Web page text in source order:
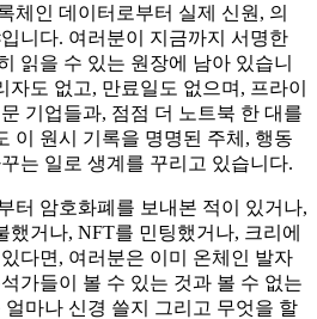
체인 데이터로부터 실제 신원, 의
니다. 여러분이 지금까지 서명한
읽을 수 있는 원장에 남아 있습니
자도 없고, 만료일도 없으며, 프라이
기업들과, 점점 더 노트북 한 대를
이 원시 기록을 명명된 주체, 행동
는 일로 생계를 꾸리고 있습니다.
터 암호화폐를 보내본 적이 있거나,
했거나, NFT를 민팅했거나, 크리에
다면, 여러분은 이미 온체인 발자
가들이 볼 수 있는 것과 볼 수 없는
마나 신경 쓸지 그리고 무엇을 할